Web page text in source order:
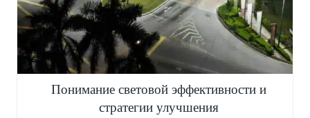
Понимание световой эффективности и
стратегии улучшения